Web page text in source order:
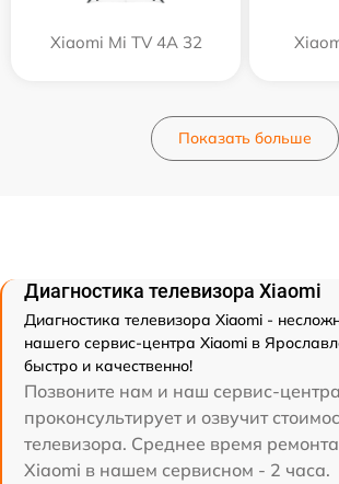
Xiaomi Mi TV 4A 32
Показать больше
Диагностика телевизора Xiaomi
Диагностика телевизора Xiaomi -
нашего сервис-центра Xiaomi в
быстро и качественно!
Позвоните нам и наш сервис-центра
проконсультирует и озвучит
телевизора. Среднее время ремонта
Xiaomi в нашем сервисном - 2 часа.